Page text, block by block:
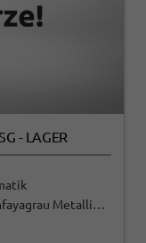
- LAGER
Timanfayagrau Metallic (N7)